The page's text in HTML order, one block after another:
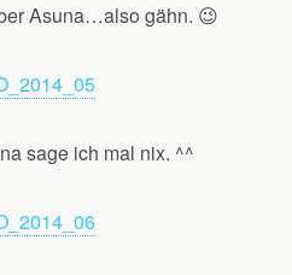
Asuna…also gähn. 😉
sage ich mal nix. ^^